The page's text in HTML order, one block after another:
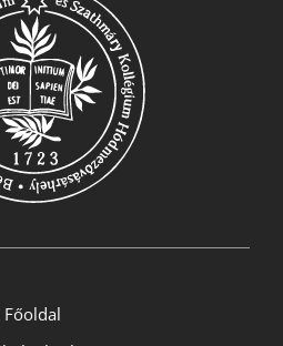
Főoldal